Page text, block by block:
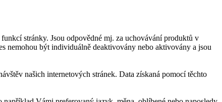
stránky. Jsou odpovědné mj. za uchovávání produktů v
nemohou být individuálně deaktivovány nebo aktivovány a jsou
našich internetových stránek. Data získaná pomocí těchto